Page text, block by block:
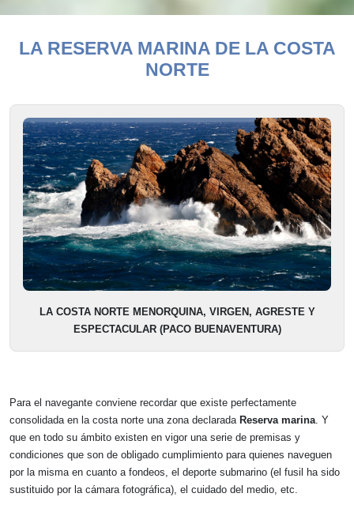
COSTA NORTE
LA RESERVA MARINA DE LA COSTA
NORTE
LA COSTA NORTE MENORQUINA, VIRGEN, AGRESTE Y
ESPECTACULAR (PACO BUENAVENTURA)
Para el navegante conviene recordar que existe perfectamente
consolidada en la costa norte una zona declarada Reserva marina. Y
que en todo su ámbito existen en vigor una serie de premisas y
condiciones que son de obligado cumplimiento para quienes naveguen
por la misma en cuanto a fondeos, el deporte submarino (el fusil ha sido
sustituido por la cámara fotográfica), el cuidado del medio, etc.